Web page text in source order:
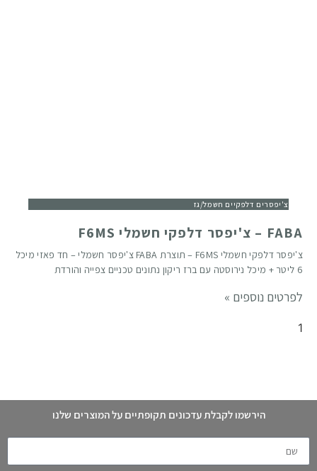
צ'יפסרים דלפקיים חשמל/גז
FABA – צ'יפסר דלפקי חשמלי F6MS
צ'יפסר דלפקי חשמלי F6MS – תוצרת FABA צ'יפסר חשמלי – חד פאזי מיכל
6 ליטר + מיכל נירוסטה עם ברז ריקון נתונים טכניים צפייה והורדת
לפרטים נוספים »
הירשמו לקבלת עדכונים תקופתיים על המוצרים שלנו